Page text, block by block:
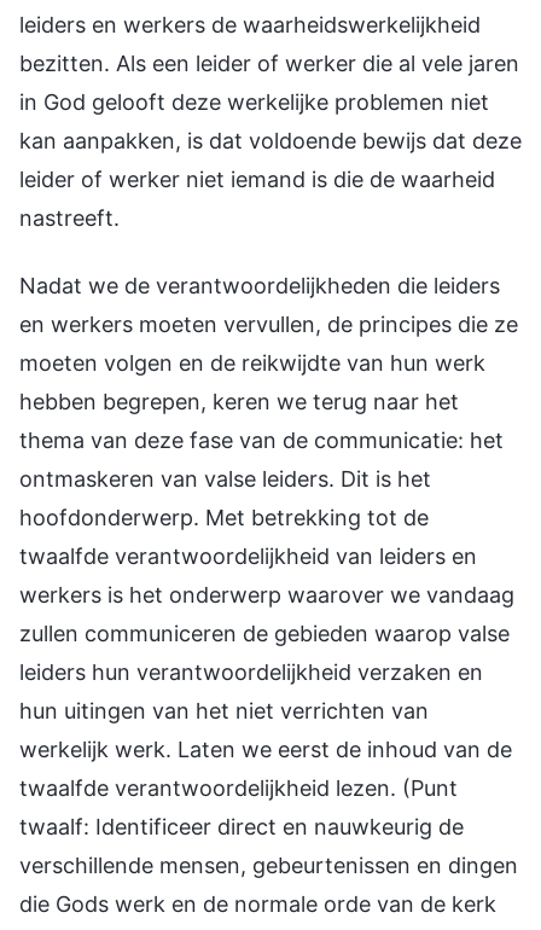
leiders en werkers de waarheidswerkelijkheid
bezitten. Als een leider of werker die al vele jaren
in God gelooft deze werkelijke problemen niet
kan aanpakken, is dat voldoende bewijs dat deze
leider of werker niet iemand is die de waarheid
nastreeft.
Nadat we de verantwoordelijkheden die leiders
en werkers moeten vervullen, de principes die ze
moeten volgen en de reikwijdte van hun werk
hebben begrepen, keren we terug naar het
thema van deze fase van de communicatie: het
ontmaskeren van valse leiders. Dit is het
hoofdonderwerp. Met betrekking tot de
twaalfde verantwoordelijkheid van leiders en
werkers is het onderwerp waarover we vandaag
zullen communiceren de gebieden waarop valse
leiders hun verantwoordelijkheid verzaken en
hun uitingen van het niet verrichten van
werkelijk werk. Laten we eerst de inhoud van de
twaalfde verantwoordelijkheid lezen. (Punt
twaalf: Identificeer direct en nauwkeurig de
verschillende mensen, gebeurtenissen en dingen
die Gods werk en de normale orde van de kerk